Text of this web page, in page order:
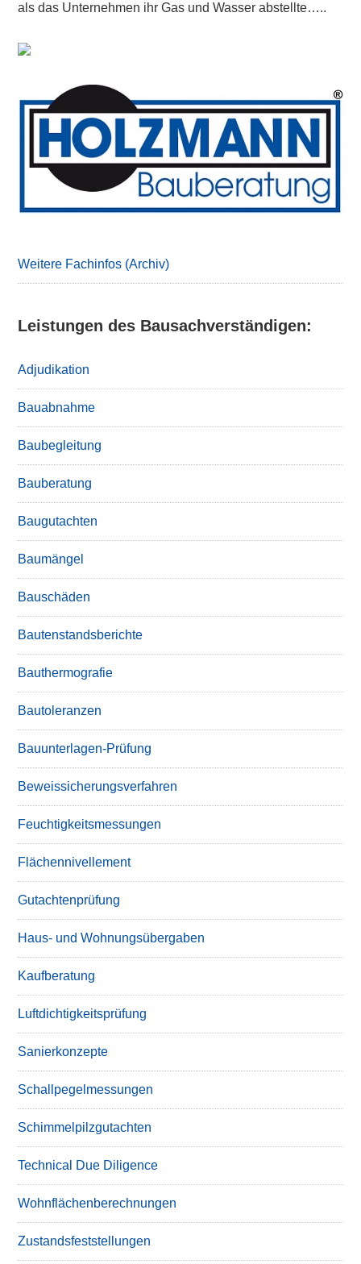
als das Unternehmen ihr Gas und Wasser abstellte…..
Primary
Sidebar
Weitere Fachinfos (Archiv)
Leistungen des Bausachverständigen:
Adjudikation
Bauabnahme
Baubegleitung
Bauberatung
Baugutachten
Baumängel
Bauschäden
Bautenstandsberichte
Bauthermografie
Bautoleranzen
Bauunterlagen-Prüfung
Beweissicherungsverfahren
Feuchtigkeitsmessungen
Flächennivellement
Gutachtenprüfung
Haus- und Wohnungsübergaben
Kaufberatung
Luftdichtigkeitsprüfung
Sanierkonzepte
Schallpegelmessungen
Schimmelpilzgutachten
Technical Due Diligence
Wohnflächenberechnungen
Zustandsfeststellungen